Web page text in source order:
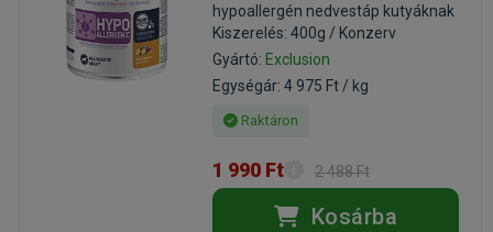
hypoallergén nedvestáp kutyáknak
Kiszerelés: 400g / Konzerv
Gyártó: Exclusion
Egységár: 4 975 Ft / kg
Raktáron
1 990 Ft 2 488 Ft
Kosárba